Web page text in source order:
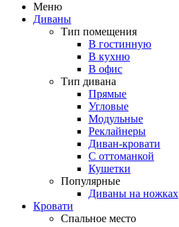
Меню
Диваны
Тип помещения
В гостинную
В кухню
В офис
Тип дивана
Прямые
Угловые
Модульные
Реклайнеры
Диван-кровати
С оттоманкой
Кушетки
Популярные
Диваны на ножках
Кровати
Спальное место